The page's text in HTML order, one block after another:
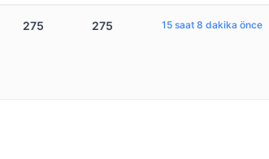
275 275 15 saat 8 dakika önce